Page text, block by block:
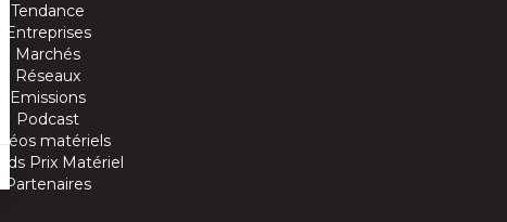
Tendance
Entreprises
Marchés
Réseaux
Emissions
Podcast
matériels
Prix Matériel
Partenaires